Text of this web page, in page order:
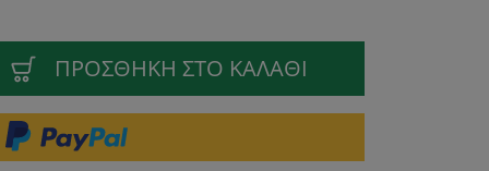
ΠΡΟΣΘΉΚΗ ΣΤΟ ΚΑΛΆΘΙ